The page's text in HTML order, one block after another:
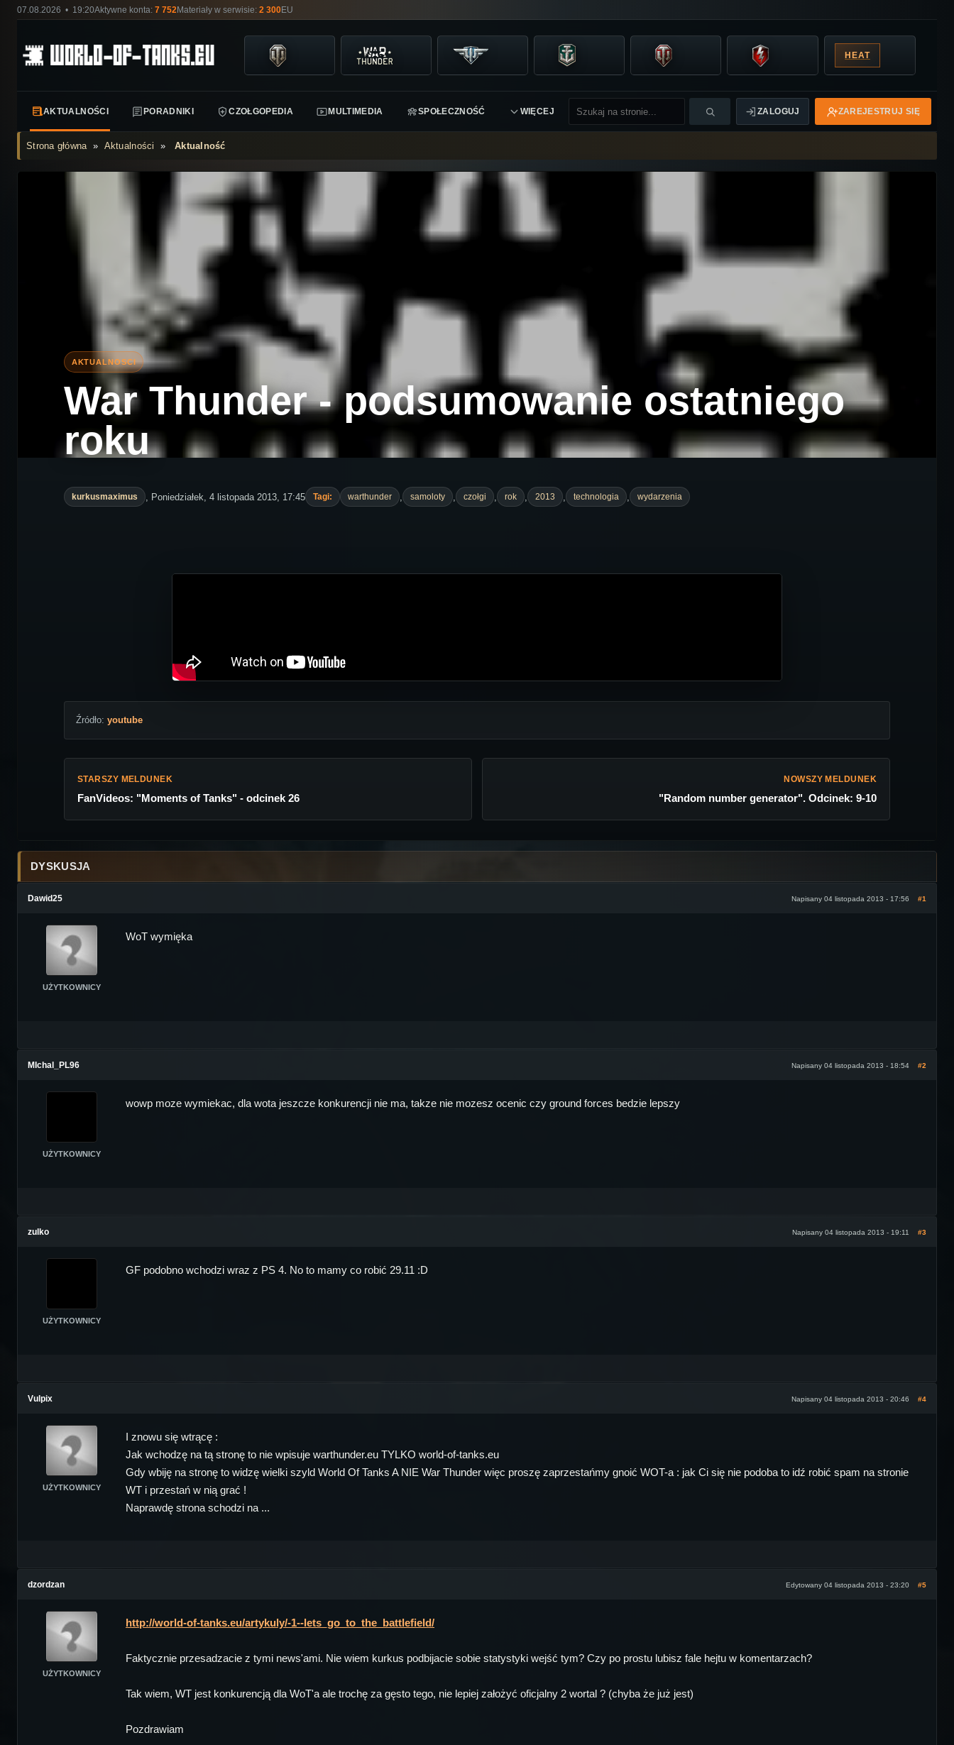
07.08.2026 • 19:20Aktywne konta: 7 752Materiały w serwisie: 2 300EU
HEAT
AKTUALNOŚCI PORADNIKI CZOŁGOPEDIA MULTIMEDIA SPOŁECZNOŚĆ WIĘCEJ ZALOGUJ ZAREJESTRUJ SIĘ
Strona główna» Aktualności »Aktualność
War Thunder - podsumowanie ostatniego
roku
kurkusmaximus , Poniedziałek, 4 listopada 2013, 17:45 Tagi: warthunder , samoloty , czołgi , rok , 2013 , technologia , wydarzenia
Źródło: youtube
STARSZY MELDUNEK
FanVideos: "Moments of Tanks" - odcinek 26
NOWSZY MELDUNEK
"Random number generator". Odcinek: 9-10
DYSKUSJA
Dawid25 Napisany 04 listopada 2013 - 17:56 #1
UŻYTKOWNICY
WoT wymięka
MIchal_PL96 Napisany 04 listopada 2013 - 18:54 #2
UŻYTKOWNICY
wowp moze wymiekac, dla wota jeszcze konkurencji nie ma, takze nie mozesz ocenic czy ground forces bedzie lepszy
zulko Napisany 04 listopada 2013 - 19:11 #3
UŻYTKOWNICY
GF podobno wchodzi wraz z PS 4. No to mamy co robić 29.11 :D
Vulpix Napisany 04 listopada 2013 - 20:46 #4
UŻYTKOWNICY
I znowu się wtrącę :
Jak wchodzę na tą stronę to nie wpisuje warthunder.eu TYLKO world-of-tanks.eu
Gdy wbiję na stronę to widzę wielki szyld World Of Tanks A NIE War Thunder więc proszę zaprzestańmy gnoić WOT-a : jak Ci się nie podoba to idź robić spam na stronie
WT i przestań w nią grać !
Naprawdę strona schodzi na ...
dzordzan Edytowany 04 listopada 2013 - 23:20 #5
UŻYTKOWNICY
http://world-of-tanks.eu/artykuly/-1--lets_go_to_the_battlefield/
Faktycznie przesadzacie z tymi news'ami. Nie wiem kurkus podbijacie sobie statystyki wejść tym? Czy po prostu lubisz fale hejtu w komentarzach?
Tak wiem, WT jest konkurencją dla WoT'a ale trochę za gęsto tego, nie lepiej założyć oficjalny 2 wortal ? (chyba że już jest)
Pozdrawiam